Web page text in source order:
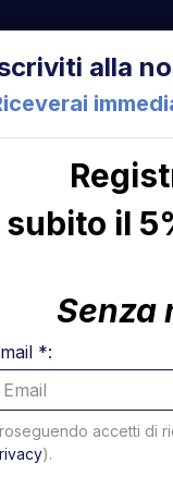
Cesena (FC) Italia
alla
subito il
Senza
*:
accetti di
).